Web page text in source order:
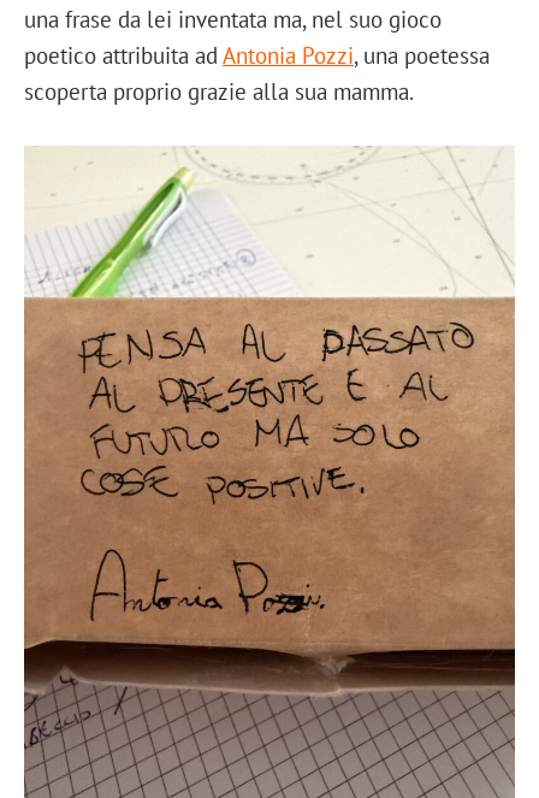
una frase da lei inventata ma, nel suo gioco
poetico attribuita ad Antonia Pozzi, una poetessa
scoperta proprio grazie alla sua mamma.